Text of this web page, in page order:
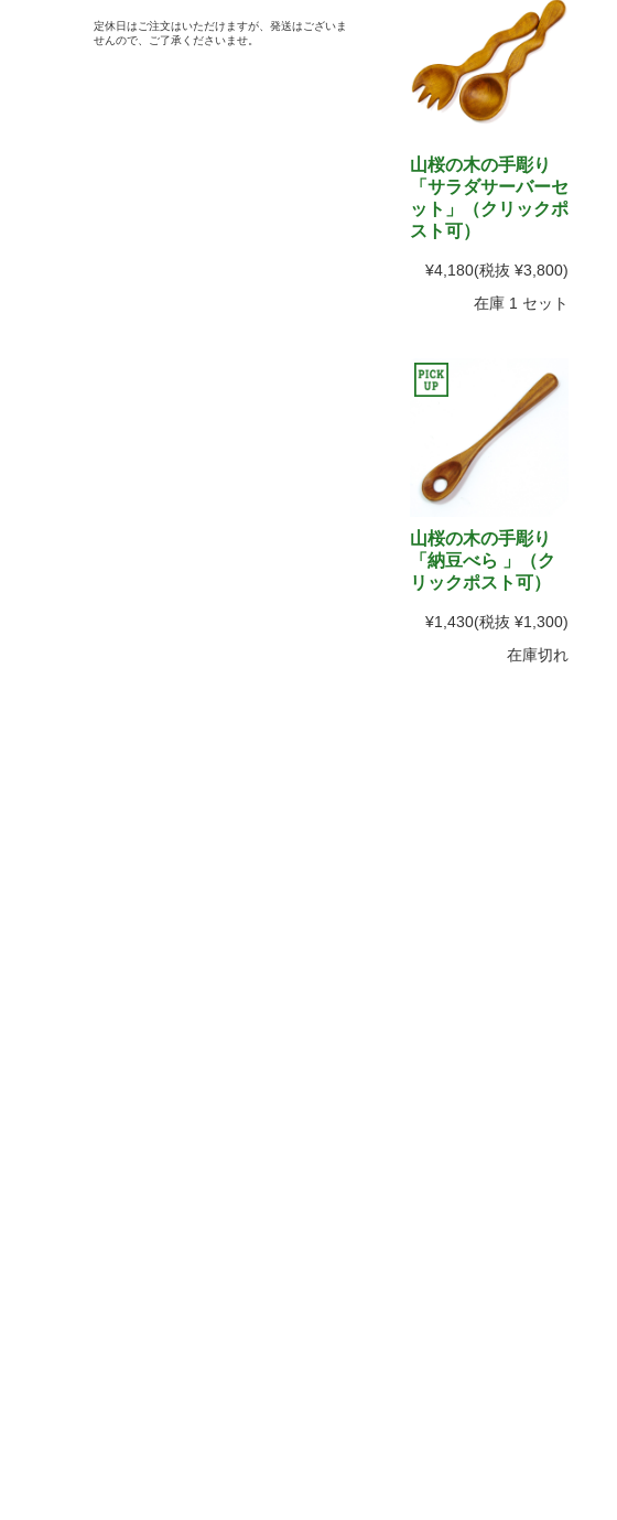
山桜の木の手彫り
「サラダサーバーセ
ット」（クリックポ
スト可）
¥4,180(税抜 ¥3,800)
在庫 1 セット
山桜の木の手彫り
「納豆べら 」（ク
リックポスト可）
¥1,430(税抜 ¥1,300)
在庫切れ
定休日はご注文はいただけますが、発送はございま
せんので、ご了承くださいませ。